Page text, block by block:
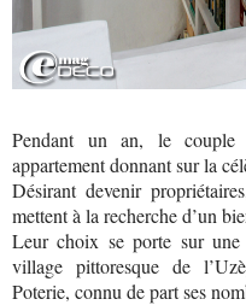
Pendant un an, le couple
appartement donnant sur la
Désirant devenir
mettent à la recherche d’un
Leur choix se porte sur une
village pittoresque de
Poterie, connu de part ses